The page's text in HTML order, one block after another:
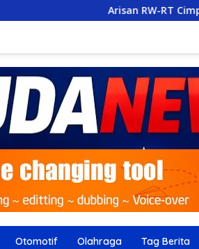
Arisan RW-RT Cimpaeun, Perkuat
Otomotif Olahraga Tag Berita